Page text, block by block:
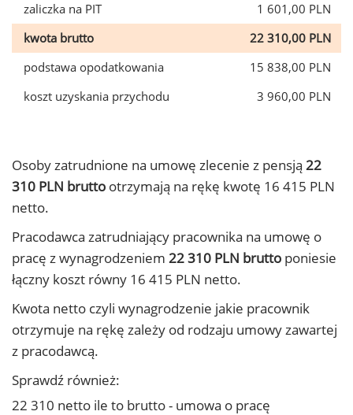
zaliczka na PIT
1 601,00 PLN
kwota brutto
22 310,00 PLN
podstawa opodatkowania
15 838,00 PLN
koszt uzyskania przychodu
3 960,00 PLN
Osoby zatrudnione na umowę zlecenie z pensją 22
310 PLN brutto otrzymają na rękę kwotę 16 415 PLN
netto.
Pracodawca zatrudniający pracownika na umowę o
pracę z wynagrodzeniem 22 310 PLN brutto poniesie
łączny koszt równy 16 415 PLN netto.
Kwota netto czyli wynagrodzenie jakie pracownik
otrzymuje na rękę zależy od rodzaju umowy zawartej
z pracodawcą.
Sprawdź również:
22 310 netto ile to brutto - umowa o pracę